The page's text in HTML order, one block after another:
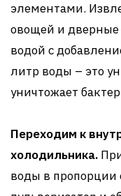
элементами.
овощей и дверные
водой с
литр воды – это
уничтожает
Переходим к
холодильника.
воды в пропорции